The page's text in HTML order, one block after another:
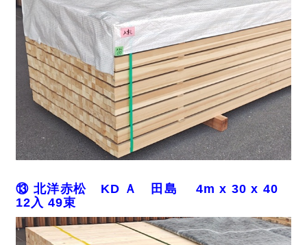
⑬ 北洋赤松 KD Ａ 田島 4m x 30 x 40
12入 49束